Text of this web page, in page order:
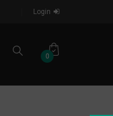
Login
0